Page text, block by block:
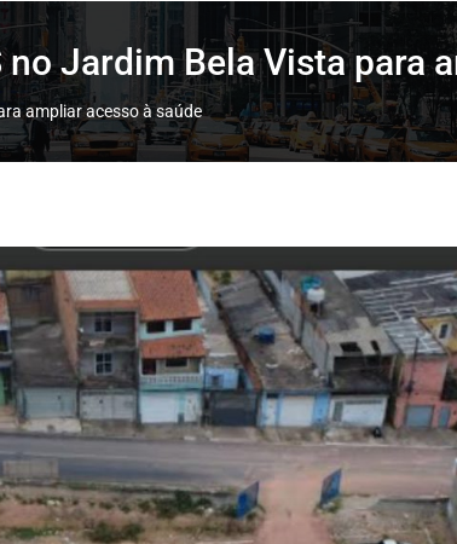
Jardim Bela Vista para
ampliar acesso à saúde